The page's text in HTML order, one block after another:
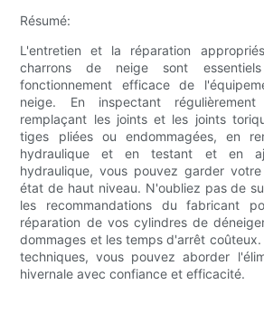
Résumé:
L'entretien et la réparation
charrons de neige sont
fonctionnement efficace de
neige. En inspectant
remplaçant les joints et les joints
tiges pliées ou endommagées, en
hydraulique et en testant et en
hydraulique, vous pouvez garder
état de haut niveau. N'oubliez pas de
les recommandations du fabricant
réparation de vos cylindres de
dommages et les temps d'arrêt
techniques, vous pouvez aborder
hivernale avec confiance et efficacité.